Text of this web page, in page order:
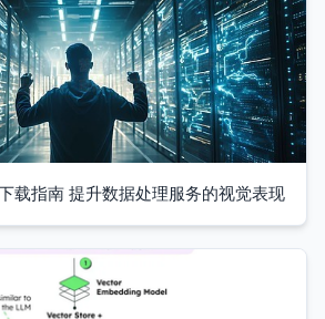
载指南 提升数据处理服务的视觉表现